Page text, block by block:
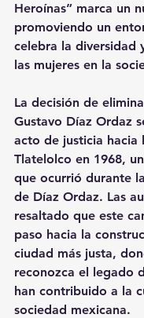
Heroínas” marca un
promoviendo un
celebra la diversidad
las mujeres en la
La decisión de
Gustavo Díaz Ordaz
acto de justicia hacia
Tlatelolco en 1968,
que ocurrió durante
de Díaz Ordaz. Las
resaltado que este
paso hacia la
ciudad más justa,
reconozca el legado
han contribuido a la
sociedad mexicana.